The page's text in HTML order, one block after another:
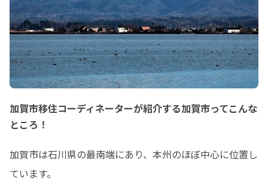
加賀市移住コーディネーターが紹介する加賀市ってこんな
ところ！
加賀市は石川県の最南端にあり、本州のほぼ中心に位置し
ています。